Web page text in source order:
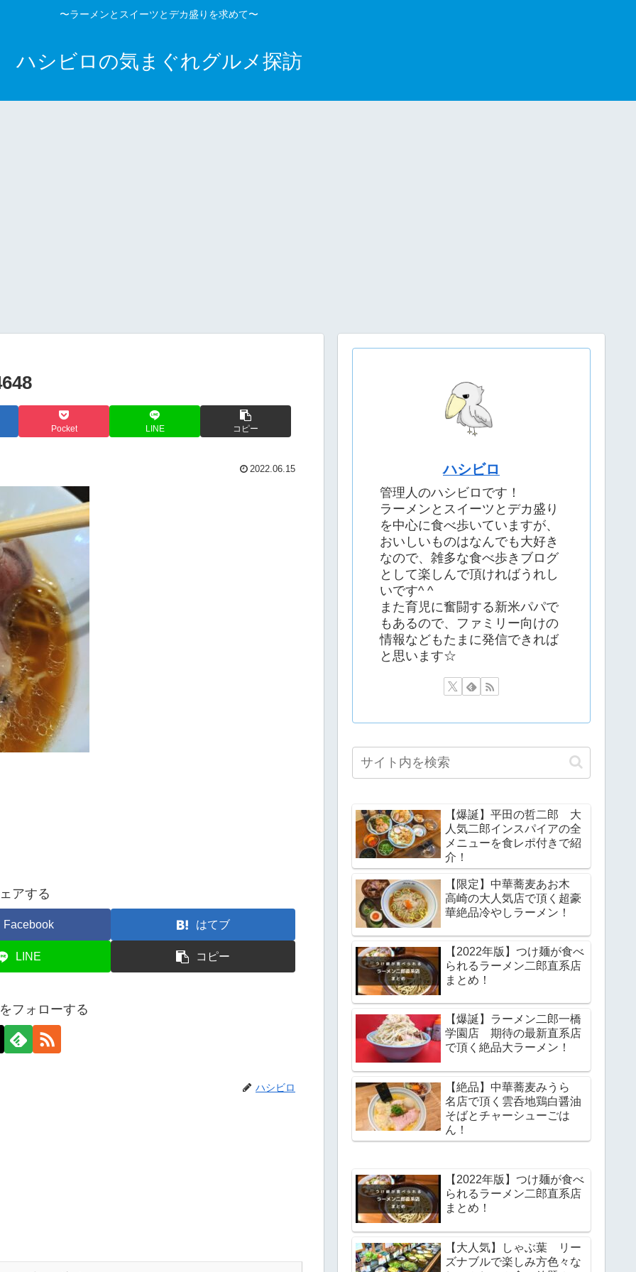
〜ラーメンとスイーツとデカ盛りを求めて〜
ハシビロの気まぐれグルメ探訪
Pocket LINE コピー
2022.06.15
アする
Facebook はてブ
LINE コピー
フォローする
ハシビロ
ハシビロ
管理人のハシビロです！
ラーメンとスイーツとデカ盛り
を中心に食べ歩いていますが、
おいしいものはなんでも大好き
なので、雑多な食べ歩きブログ
として楽しんで頂ければうれし
いです^ ^
また育児に奮闘する新米パパで
もあるので、ファミリー向けの
情報などもたまに発信できれば
と思います☆
【爆誕】平田の哲二郎 大
人気二郎インスパイアの全
メニューを食レポ付きで紹
介！
【限定】中華蕎麦あお木
高崎の大人気店で頂く超豪
華絶品冷やしラーメン！
【2022年版】つけ麺が食べ
られるラーメン二郎直系店
まとめ！
【爆誕】ラーメン二郎一橋
学園店 期待の最新直系店
で頂く絶品大ラーメン！
【絶品】中華蕎麦みうら
名店で頂く雲呑地鶏白醤油
そばとチャーシューごは
ん！
【2022年版】つけ麺が食べ
られるラーメン二郎直系店
まとめ！
【大人気】しゃぶ葉 リー
ズナブルで楽しみ方色々な